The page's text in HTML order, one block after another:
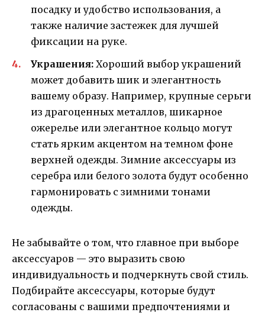
посадку и удобство использования, а
также наличие застежек для лучшей
фиксации на руке.
Украшения: Хороший выбор украшений
может добавить шик и элегантность
вашему образу. Например, крупные серьги
из драгоценных металлов, шикарное
ожерелье или элегантное кольцо могут
стать ярким акцентом на темном фоне
верхней одежды. Зимние аксессуары из
серебра или белого золота будут особенно
гармонировать с зимними тонами
одежды.
Не забывайте о том, что главное при выборе
аксессуаров — это выразить свою
индивидуальность и подчеркнуть свой стиль.
Подбирайте аксессуары, которые будут
согласованы с вашими предпочтениями и